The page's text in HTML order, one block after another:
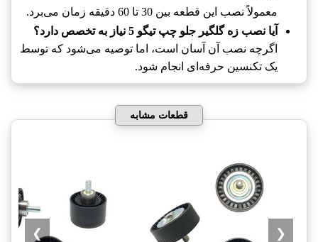
معمولاً نصب این قطعه بین 30 تا 60 دقیقه زمان می‌برد.
آیا نصب زه گلگیر جلو چپ تیگو 5 نیاز به تخصص دارد؟
اگرچه نصب آن آسان است، اما توصیه می‌شود که توسط
یک تکنسین حرفه‌ای انجام شود.
قطعات مشابه
❮
❯